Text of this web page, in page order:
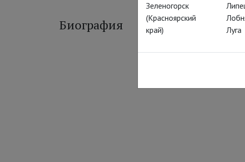
Биография
Зеленогорск
(Красноярский
край)
Луга